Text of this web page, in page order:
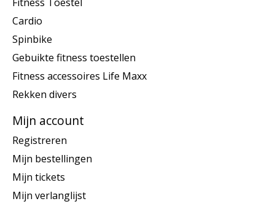
Cardio
Spinbike
Gebuikte fitness toestellen
Fitness accessoires Life Maxx
Rekken divers
Mijn account
Registreren
Mijn bestellingen
Mijn tickets
Mijn verlanglijst